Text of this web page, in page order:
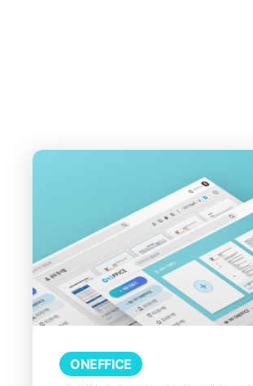
ONEFFICE